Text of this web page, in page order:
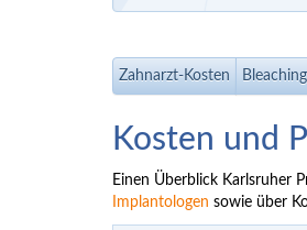
Zahnarzt-Kosten Bleaching
Kosten und
Einen Überblick Karlsruher
Implantologen sowie über